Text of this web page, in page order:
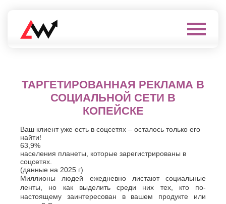
Выберите
город
А
Альметьевск
Армавир
Архангельск
Астрахань
Б
Балашиха
Нижневартовск
Нижнекамск
Нижний
Тагил
Новокуйбышевск
Новомосковск
Новороссийск
Новочебоксарск
Новочеркасск
Новошахтинск
Новый
ТАРГЕТИРОВАННАЯ РЕКЛАМА В
СОЦИАЛЬНОЙ СЕТИ В
КОПЕЙСКЕ
Ваш клиент уже есть в соцсетях – осталось только его
найти!
63,9%
населения планеты, которые зарегистрированы в
соцсетях.
(данные на 2025 г)
Миллионы людей ежедневно листают социальные
ленты, но как выделить среди них тех, кто по-
настоящему заинтересован в вашем продукте или